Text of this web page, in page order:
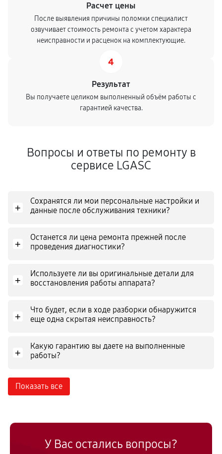
Расчет цены
После выявления причины поломки специалист
озвучивает стоимость ремонта с учетом характера
неисправности и расценок на комплектующие.
4
Результат
Вы получаете целиком выполненный объём работы с
гарантией качества.
Вопросы и ответы по ремонту в
сервисе LGASC
+
Сохранятся ли мои персональные настройки и
данные после обслуживания техники?
+
Останется ли цена ремонта прежней после
проведения диагностики?
+
Используете ли вы оригинальные детали для
восстановления работы аппарата?
+
Что будет, если в ходе разборки обнаружится
еще одна скрытая неисправность?
+
Какую гарантию вы даете на выполненные
работы?
Показать все
У Вас остались вопросы?